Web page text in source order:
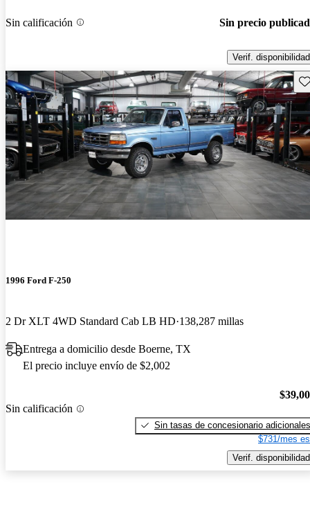
Sin calificación Sin precio
Verif. disponibilidad
1996 Ford F-250
2 Dr XLT 4WD Standard Cab LB HD 138,287 millas
Entrega a domicilio desde Boerne, TX
El precio incluye envío de $2,002
Sin calificación
Sin tasas de concesionario adicionales
$731/mes
Verif. disponibilidad